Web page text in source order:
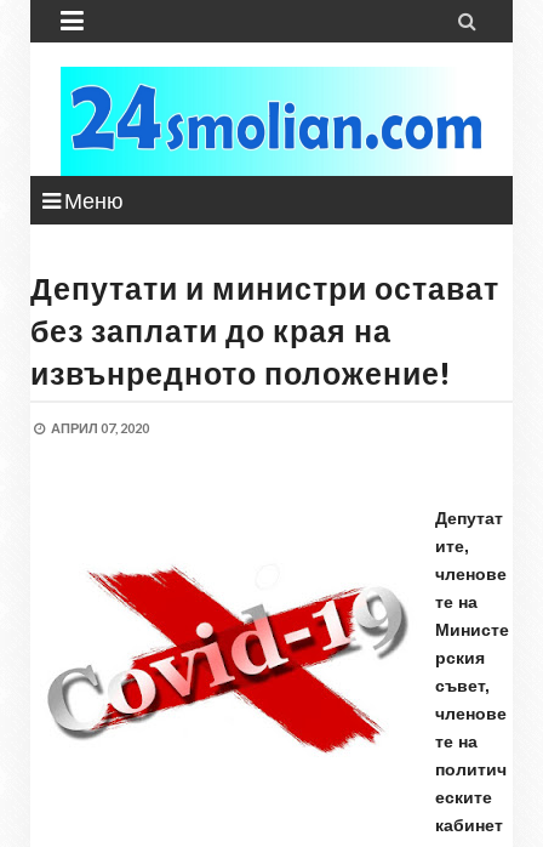
 
Меню
Депутати и министри остават
без заплати до края на
извънредното положение!
АПРИЛ 07, 2020
Дeпутaт
итe,
члeнoвe
тe нa
Миниcтe
рcкия
cъвeт,
члeнoвe
тe нa
пoлитич
ecкитe
кaбинeт